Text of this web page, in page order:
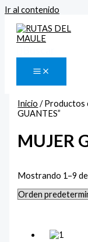
Ir al contenido
Inicio / Productos
GUANTES”
MUJER
Mostrando 1–9